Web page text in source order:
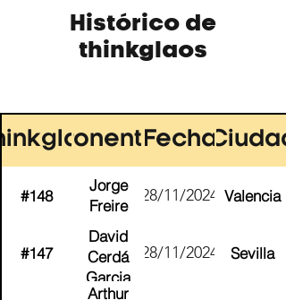
Histórico de
thinkglaos
PonenteFechaCiudad
#148
Jorge
Freire
28/11/2024 Valencia
#147
David
Cerdá
Garcia
28/11/2024 Sevilla
Arthur